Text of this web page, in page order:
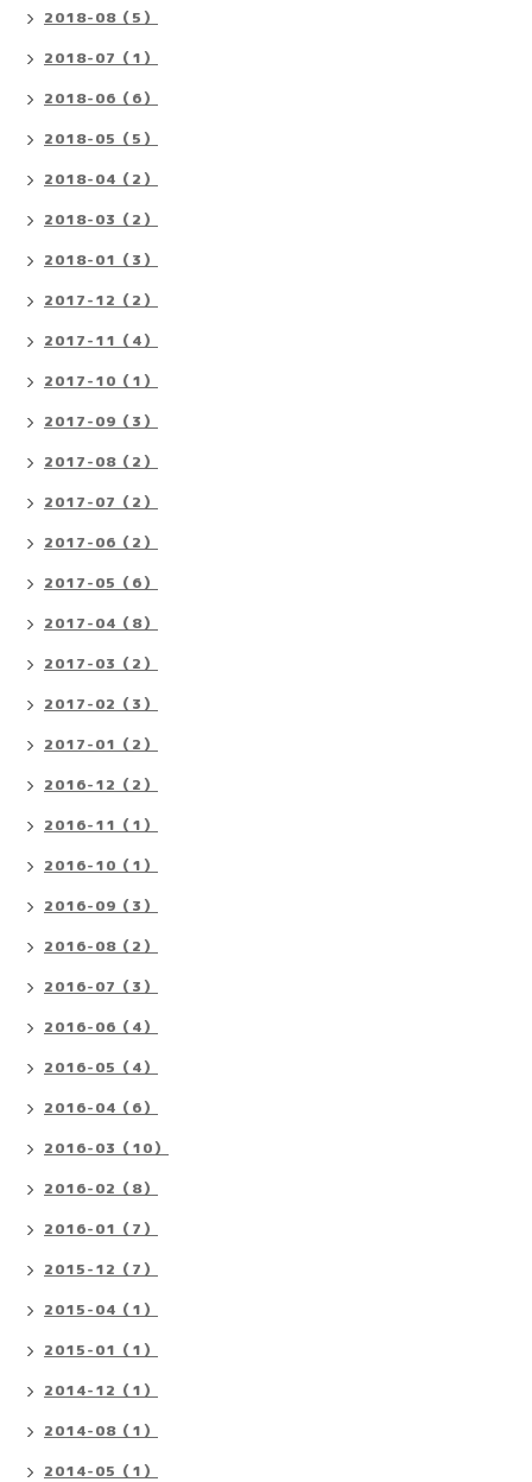
2018-08（5）
2018-07（1）
2018-06（6）
2018-05（5）
2018-04（2）
2018-03（2）
2018-01（3）
2017-12（2）
2017-11（4）
2017-10（1）
2017-09（3）
2017-08（2）
2017-07（2）
2017-06（2）
2017-05（6）
2017-04（8）
2017-03（2）
2017-02（3）
2017-01（2）
2016-12（2）
2016-11（1）
2016-10（1）
2016-09（3）
2016-08（2）
2016-07（3）
2016-06（4）
2016-05（4）
2016-04（6）
2016-03（10）
2016-02（8）
2016-01（7）
2015-12（7）
2015-04（1）
2015-01（1）
2014-12（1）
2014-08（1）
2014-05（1）